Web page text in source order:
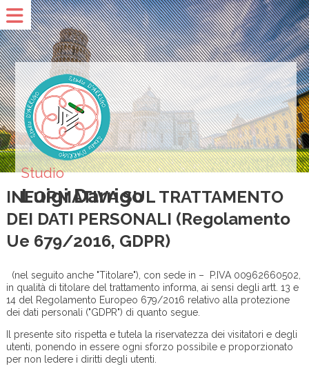
Studio
Luigi Darrigo
INFORMATIVA SUL TRATTAMENTO
DEI DATI PERSONALI (Regolamento
Ue 679/2016, GDPR)
(nel seguito anche "Titolare"), con sede in – P.IVA 00962660502,
in qualità di titolare del trattamento informa, ai sensi degli artt. 13 e
14 del Regolamento Europeo 679/2016 relativo alla protezione
dei dati personali ("GDPR") di quanto segue.
Il presente sito rispetta e tutela la riservatezza dei visitatori e degli
utenti, ponendo in essere ogni sforzo possibile e proporzionato
per non ledere i diritti degli utenti.